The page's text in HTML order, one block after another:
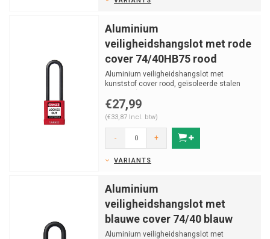
Aluminium
veiligheidshangslot met rode
cover 74/40HB75 rood
Aluminium veiligheidshangslot met
kunststof cover rood, geïsoleerde stalen
€27,99
(€33,87 Incl. btw)
- +
VARIANTS
Aluminium
veiligheidshangslot met
blauwe cover 74/40 blauw
Aluminium veiligheidshangslot met